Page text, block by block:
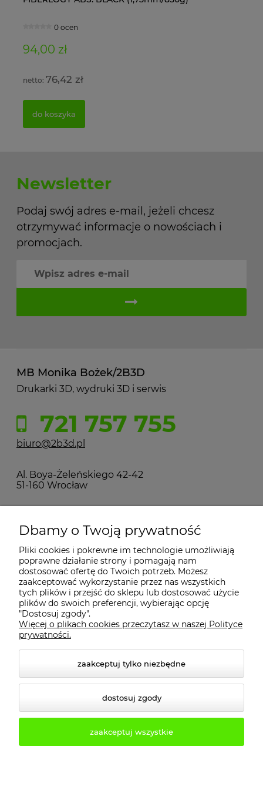
0 ocen
94,00 zł
76,42 zł
do koszyka
Newsletter
Podaj swój adres e-mail, jeżeli chcesz
otrzymywać informacje o nowościach i
promocjach.
MB Monika Bożek/2B3D
Drukarki 3D, wydruki 3D i serwis
721 757 755
biuro@2b3d.pl
Al. Boya-Żeleńskiego 42-42
51-160 Wrocław
MOJE KONTO
PŁATNOŚCI I DOSTAWA
INFORMACJE
KONTAKT
Dbamy o Twoją prywatność
Pliki cookies i pokrewne im technologie umożliwiają
poprawne działanie strony i pomagają nam
dostosować ofertę do Twoich potrzeb. Możesz
zaakceptować wykorzystanie przez nas wszystkich
tych plików i przejść do sklepu lub dostosować użycie
plików do swoich preferencji, wybierając opcję
"Dostosuj zgody".
Więcej o plikach cookies przeczytasz w naszej Polityce
prywatności.
zaakceptuj tylko niezbędne
dostosuj zgody
zaakceptuj wszystkie